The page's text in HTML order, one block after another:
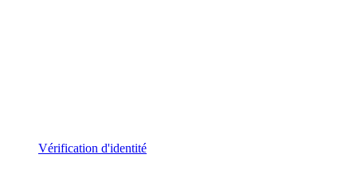
Vérification d'identité